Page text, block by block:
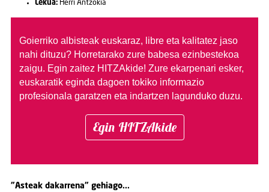
Lekua:Herri Antzokia
Goierriko albisteak euskaraz, libre eta kalitatez jaso
nahi dituzu? Horretarako zure babesa ezinbestekoa
zaigu. Egin zaitez HITZAkide! Zure ekarpenari esker,
euskaratik eginda dagoen tokiko informazio
profesionala garatzen eta indartzen lagunduko duzu.
Egin HITZAkide
"Asteak dakarrena" gehiago...